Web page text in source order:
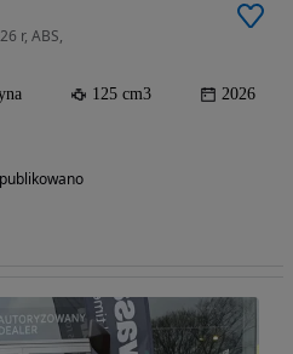
r, ABS,
125 cm3 2026